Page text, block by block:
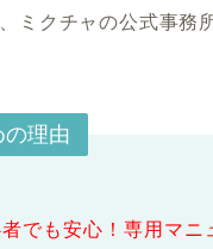
ミクチャの公式事務
の理由
でも安心！専用マ